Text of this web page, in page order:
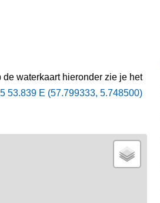
waterkaart hieronder zie je het
53.839 E (57.799333, 5.748500)